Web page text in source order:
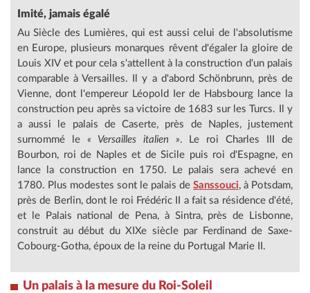
Imité, jamais égalé
Au Siècle des Lumières, qui est aussi celui de l'absolutisme
en Europe, plusieurs monarques rêvent d'égaler la gloire de
Louis XIV et pour cela s'attellent à la construction d'un palais
comparable à Versailles. Il y a d'abord Schönbrunn, près de
Vienne, dont l'empereur Léopold Ier de Habsbourg lance la
construction peu après sa victoire de 1683 sur les Turcs. Il y
a aussi le palais de Caserte, près de Naples, justement
surnommé le « Versailles italien ». Le roi Charles III de
Bourbon, roi de Naples et de Sicile puis roi d'Espagne, en
lance la construction en 1750. Le palais sera achevé en
1780. Plus modestes sont le palais de Sanssouci, à Potsdam,
près de Berlin, dont le roi Frédéric II a fait sa résidence d'été,
et le Palais national de Pena, à Sintra, près de Lisbonne,
construit au début du XIXe siècle par Ferdinand de Saxe-
Cobourg-Gotha, époux de la reine du Portugal Marie II.
Un palais à la mesure du Roi-Soleil